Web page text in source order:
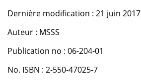
Dernière modification : 21 juin 2017
Auteur : MSSS
Publication no : 06-204-01
No. ISBN : 2-550-47025-7